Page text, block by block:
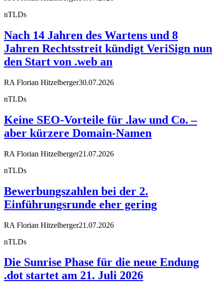
nTLDs
Nach 14 Jahren des Wartens und 8
Jahren Rechtsstreit kündigt VeriSign nun
den Start von .web an
RA Florian Hitzelberger30.07.2026
nTLDs
Keine SEO-Vorteile für .law und Co. –
aber kürzere Domain-Namen
RA Florian Hitzelberger21.07.2026
nTLDs
Bewerbungszahlen bei der 2.
Einführungsrunde eher gering
RA Florian Hitzelberger21.07.2026
nTLDs
Die Sunrise Phase für die neue Endung
.dot startet am 21. Juli 2026